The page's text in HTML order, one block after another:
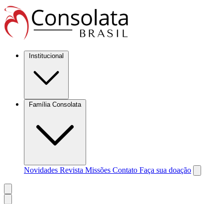
Institucional
Família Consolata
Novidades Revista Missões Contato Faça sua doação